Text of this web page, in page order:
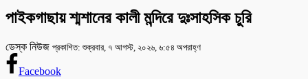
পাইকগাছায় শ্মশানের কালী মন্দিরে দুঃসাহসিক চুরি
ডেস্ক নিউজ প্রকাশিত: শুক্রবার, ৭ আগস্ট, ২০২৬, ৬:৫৪ অপরাহ্ণ
Facebook